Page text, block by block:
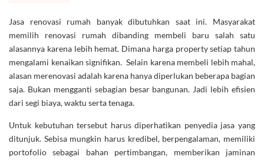
Jasa renovasi rumah banyak dibutuhkan saat ini. Masyarakat
memilih renovasi rumah dibanding membeli baru salah satu
alasannya karena lebih hemat. Dimana harga property setiap tahun
mengalami kenaikan signifikan. Selain karena membeli lebih mahal,
alasan merenovasi adalah karena hanya diperlukan beberapa bagian
saja. Bukan mengganti sebagian besar bangunan. Jadi lebih efisien
dari segi biaya, waktu serta tenaga.
Untuk kebutuhan tersebut harus diperhatikan penyedia jasa yang
ditunjuk. Sebisa mungkin harus kredibel, berpengalaman, memiliki
portofolio sebagai bahan pertimbangan, memberikan jaminan